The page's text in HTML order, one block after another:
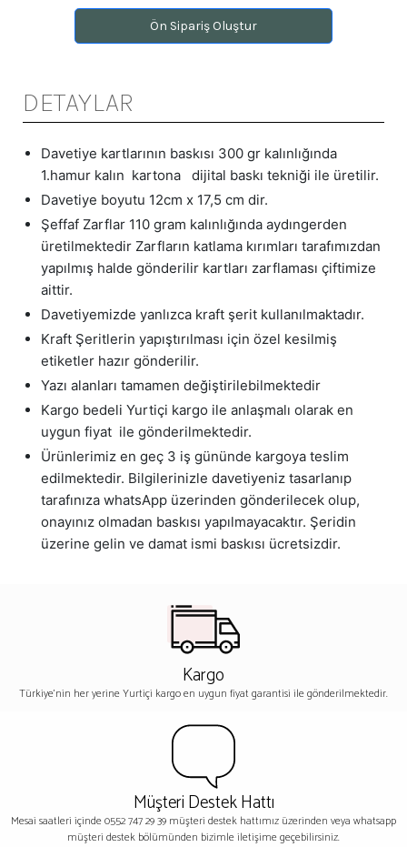
Ön Sipariş Oluştur
DETAYLAR
Davetiye kartlarının baskısı 300 gr kalınlığında
1.hamur kalın kartona dijital baskı tekniği ile üretilir.
Davetiye boyutu 12cm x 17,5 cm dir.
Şeffaf Zarflar 110 gram kalınlığında aydıngerden
üretilmektedir Zarfların katlama kırımları tarafımızdan
yapılmış halde gönderilir kartları zarflaması çiftimize
aittir.
Davetiyemizde yanlızca kraft şerit kullanılmaktadır.
Kraft Şeritlerin yapıştırılması için özel kesilmiş
etiketler hazır gönderilir.
Yazı alanları tamamen değiştirilebilmektedir
Kargo bedeli Yurtiçi kargo ile anlaşmalı olarak en
uygun fiyat ile gönderilmektedir.
Ürünlerimiz en geç 3 iş gününde kargoya teslim
edilmektedir. Bilgilerinizle davetiyeniz tasarlanıp
tarafınıza whatsApp üzerinden gönderilecek olup,
onayınız olmadan baskısı yapılmayacaktır. Şeridin
üzerine gelin ve damat ismi baskısı ücretsizdir.
Kargo
Türkiye'nin her yerine Yurtiçi kargo en uygun fiyat garantisi ile gönderilmektedir.
Müşteri Destek Hattı
Mesai saatleri içinde 0552 747 29 39 müşteri destek hattımız üzerinden veya whatsapp
müşteri destek bölümünden bizimle iletişime geçebilirsiniz.